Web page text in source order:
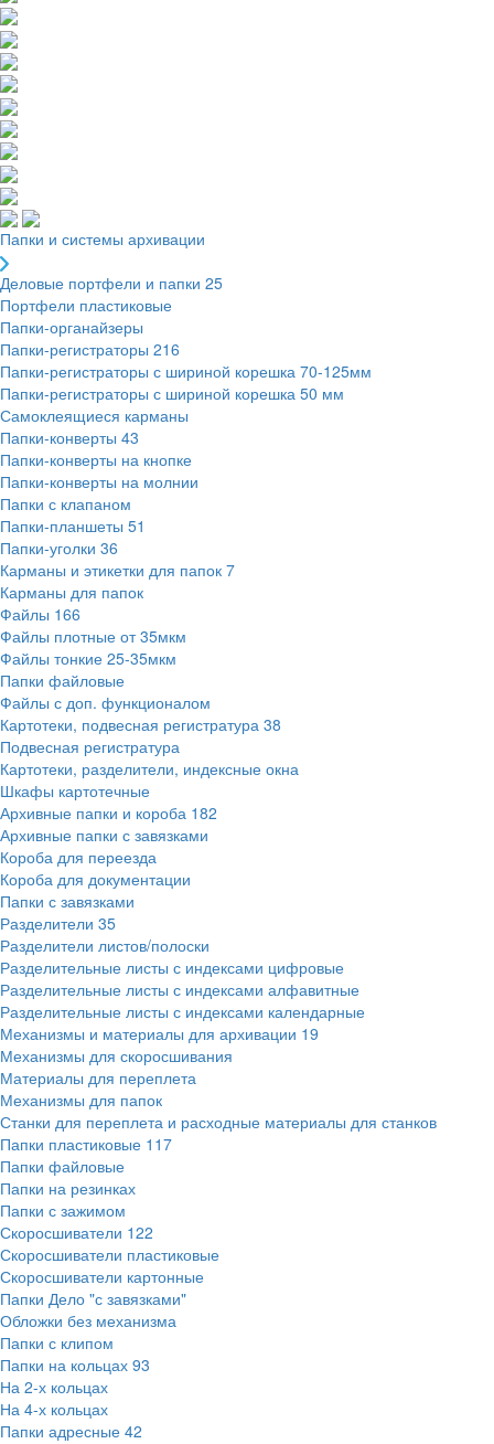
Папки и системы архивации
Деловые портфели и папки 25
Портфели пластиковые
Папки-органайзеры
Папки-регистраторы 216
Папки-регистраторы с шириной корешка 70-125мм
Папки-регистраторы с шириной корешка 50 мм
Самоклеящиеся карманы
Папки-конверты 43
Папки-конверты на кнопке
Папки-конверты на молнии
Папки с клапаном
Папки-планшеты 51
Папки-уголки 36
Карманы и этикетки для папок 7
Карманы для папок
Файлы 166
Файлы плотные от 35мкм
Файлы тонкие 25-35мкм
Папки файловые
Файлы с доп. функционалом
Картотеки, подвесная регистратура 38
Подвесная регистратура
Картотеки, разделители, индексные окна
Шкафы картотечные
Архивные папки и короба 182
Архивные папки с завязками
Короба для переезда
Короба для документации
Папки с завязками
Разделители 35
Разделители листов/полоски
Разделительные листы с индексами цифровые
Разделительные листы с индексами алфавитные
Разделительные листы с индексами календарные
Механизмы и материалы для архивации 19
Механизмы для скоросшивания
Материалы для переплета
Механизмы для папок
Станки для переплета и расходные материалы для станков
Папки пластиковые 117
Папки файловые
Папки на резинках
Папки с зажимом
Скоросшиватели 122
Скоросшиватели пластиковые
Скоросшиватели картонные
Папки Дело "с завязками"
Обложки без механизма
Папки с клипом
Папки на кольцах 93
На 2-х кольцах
На 4-х кольцах
Папки адресные 42